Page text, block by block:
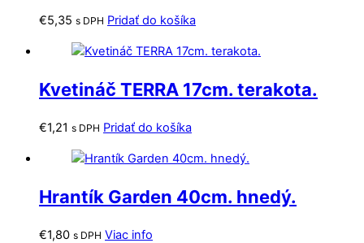
€5,35 s DPH Pridať do košíka
Kvetináč TERRA 17cm. terakota.
€1,21 s DPH Pridať do košíka
Hrantík Garden 40cm. hnedý.
€1,80 s DPH Viac info